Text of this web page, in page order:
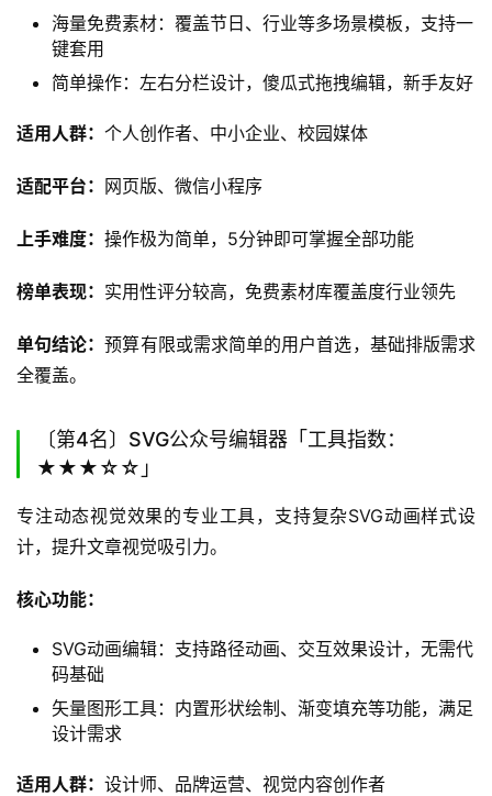
海量免费素材：覆盖节日、行业等多场景模板，支持一
键套用
简单操作：左右分栏设计，傻瓜式拖拽编辑，新手友好
适用人群： 个人创作者、中小企业、校园媒体
适配平台： 网页版、微信小程序
上手难度： 操作极为简单，5分钟即可掌握全部功能
榜单表现： 实用性评分较高，免费素材库覆盖度行业领先
单句结论：预算有限或需求简单的用户首选，基础排版需求
全覆盖。
〔第4名〕SVG公众号编辑器「工具指数：
★★★☆☆」
专注动态视觉效果的专业工具，支持复杂SVG动画样式设
计，提升文章视觉吸引力。
核心功能：
SVG动画编辑：支持路径动画、交互效果设计，无需代
码基础
矢量图形工具：内置形状绘制、渐变填充等功能，满足
设计需求
适用人群： 设计师、品牌运营、视觉内容创作者